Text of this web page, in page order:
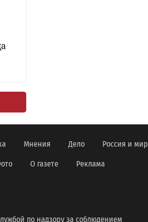
Мнения Дело Россия и мир
О газете Реклама
по надзору за соблюдением